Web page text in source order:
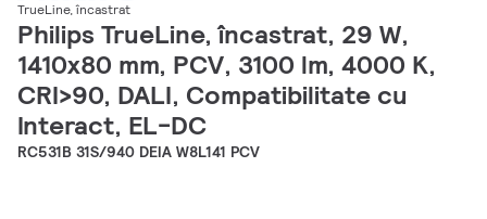
TrueLine, încastrat
Philips TrueLine, încastrat, 29 W,
1410x80 mm, PCV, 3100 lm, 4000 K,
CRI>90, DALI, Compatibilitate cu
Interact, EL-DC
RC531B 31S/940 DEIA W8L141 PCV